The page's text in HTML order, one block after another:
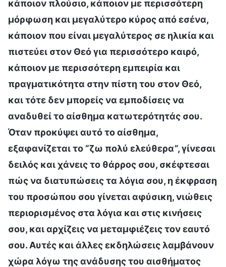
κάποιον πλούσιο, κάποιον με περισσότερη
μόρφωση και μεγαλύτερο κύρος από εσένα,
κάποιον που είναι μεγαλύτερος σε ηλικία και
πιστεύει στον Θεό για περισσότερο καιρό,
κάποιον με περισσότερη εμπειρία και
πραγματικότητα στην πίστη του στον Θεό,
και τότε δεν μπορείς να εμποδίσεις να
αναδυθεί το αίσθημα κατωτερότητάς σου.
Όταν προκύψει αυτό το αίσθημα,
εξαφανίζεται το “ζω πολύ ελεύθερα”, γίνεσαι
δειλός και χάνεις το θάρρος σου, σκέφτεσαι
πώς να διατυπώσεις τα λόγια σου, η έκφραση
του προσώπου σου γίνεται αφύσικη, νιώθεις
περιορισμένος στα λόγια και στις κινήσεις
σου, και αρχίζεις να μεταμφιέζεις τον εαυτό
σου. Αυτές και άλλες εκδηλώσεις λαμβάνουν
χώρα λόγω της ανάδυσης του αισθήματος